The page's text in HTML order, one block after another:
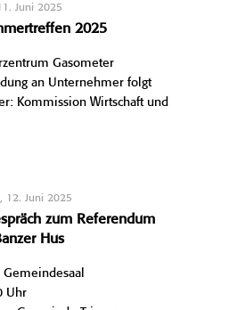
Juni 2025
2025
Gasometer
an Unternehmer folgt
Kommission Wirtschaft und
12. Juni 2025
zum Referendum
Hus
Gemeindesaal
Uhr